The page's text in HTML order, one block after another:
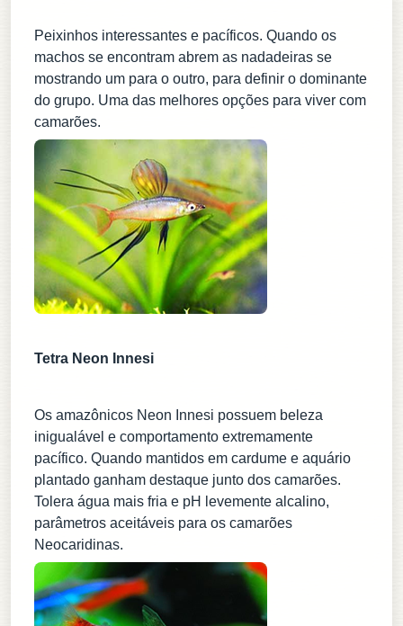
Peixinhos interessantes e pacíficos. Quando os
machos se encontram abrem as nadadeiras se
mostrando um para o outro, para definir o dominante
do grupo. Uma das melhores opções para viver com
camarões.
Tetra Neon Innesi
Os amazônicos Neon Innesi possuem beleza
inigualável e comportamento extremamente
pacífico. Quando mantidos em cardume e aquário
plantado ganham destaque junto dos camarões.
Tolera água mais fria e pH levemente alcalino,
parâmetros aceitáveis para os camarões
Neocaridinas.